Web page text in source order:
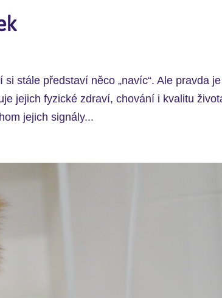
stále představí něco „navíc“. Ale pravda je
jejich fyzické zdraví, chování i kvalitu
jejich signály...